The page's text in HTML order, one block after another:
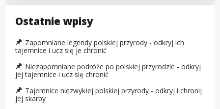
Ostatnie wpisy
Zapomniane legendy polskiej przyrody - odkryj ich
tajemnice i ucz się je chronić
Niezapomniane podróże po polskiej przyrodzie - odkryj
jej tajemnice i ucz się chronić
Tajemnice niezwykłej polskiej przyrody - odkryj i chronij
jej skarby